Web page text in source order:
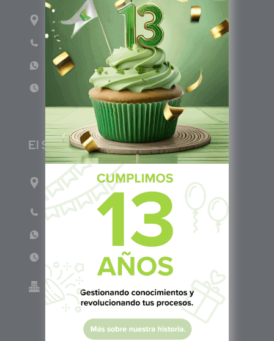
Carrera 71G #117-67 INT 3 OFI 701
Teléfono: (601) 522 3869
WhatsApp: +57 317 4651554
Lun - Vie 8:00am - 5:00pm
El Salvador
1ro Cll Pte, y 61 Av Nte, #3206, Local 9, San
Salvador Centro
Teléfono: +503 6986 1402
WhatsApp: +503 7687 3923
Lun - Vie 8:00am - 5:00pm
Green Know S.A de C.V - El Salvador 0614-
220118-102-0